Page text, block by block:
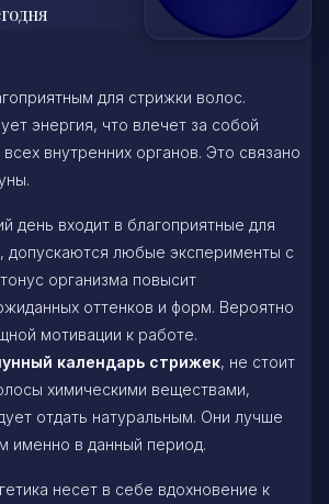
для стрижки волос.
энергия, что влечет за собой
внутренних органов. Это связано
день входит в благоприятные для
допускаются любые эксперименты с
организма повысит
оттенков и форм. Вероятно
мотивации к работе.
календарь стрижек, не стоит
химическими веществами,
отдать натуральным. Они лучше
именно в данный период.
несет в себе вдохновение к